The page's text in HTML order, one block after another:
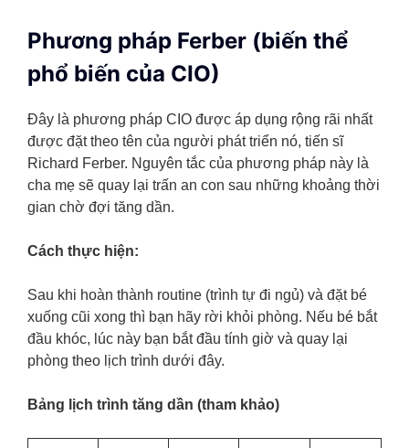
Phương pháp Ferber (biến thể
phổ biến của CIO)
Đây là phương pháp CIO được áp dụng rộng rãi nhất
được đặt theo tên của người phát triển nó, tiến sĩ
Richard Ferber. Nguyên tắc của phương pháp này là
cha mẹ sẽ quay lại trấn an con sau những khoảng thời
gian chờ đợi tăng dần.
Cách thực hiện:
Sau khi hoàn thành routine (trình tự đi ngủ) và đặt bé
xuống cũi xong thì bạn hãy rời khỏi phòng. Nếu bé bắt
đầu khóc, lúc này bạn bắt đầu tính giờ và quay lại
phòng theo lịch trình dưới đây.
Bảng lịch trình tăng dần (tham khảo)